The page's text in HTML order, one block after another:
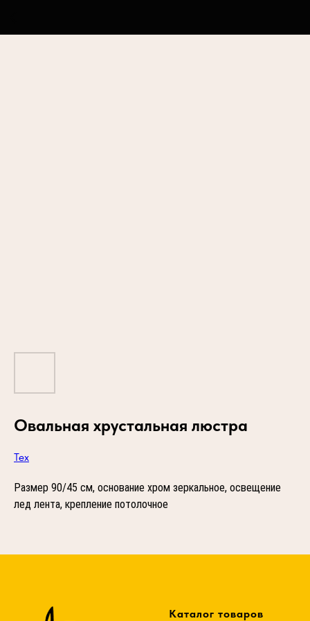
Овальная хрустальная люстра
Тех
Размер 90/45 см, основание хром зеркальное, освещение
лед лента, крепление потолочное
Каталог товаров